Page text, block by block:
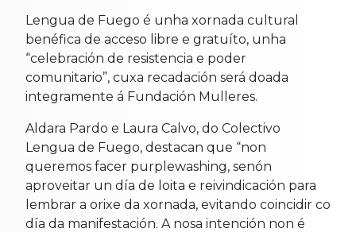
Lengua de Fuego é unha xornada cultural
benéfica de acceso libre e gratuíto, unha
“celebración de resistencia e poder
comunitario”, cuxa recadación será doada
integramente á Fundación Mulleres.
Aldara Pardo e Laura Calvo, do Colectivo
Lengua de Fuego, destacan que “non
queremos facer purplewashing, senón
aproveitar un día de loita e reivindicación para
lembrar a orixe da xornada, evitando coincidir co
día da manifestación. A nosa intención non é